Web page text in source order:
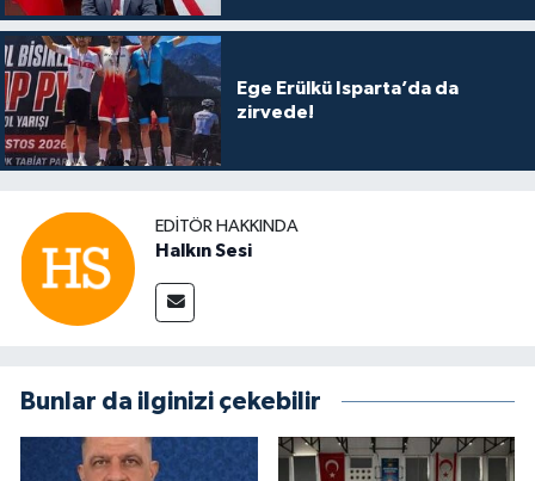
Ege Erülkü Isparta’da da
zirvede!
EDITÖR HAKKINDA
Halkın Sesi
Bunlar da ilginizi çekebilir